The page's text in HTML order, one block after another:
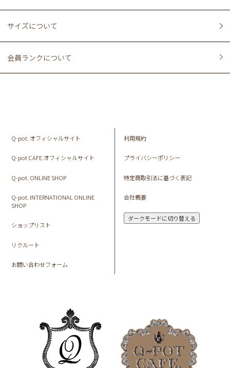
サイズについて
会員ランクについて
Q-pot. オフィシャルサイト
Q-pot CAFE.オフィシャルサイト
Q-pot. ONLINE SHOP
Q-pot. INTERNATIONAL ONLINE
SHOP
ショップリスト
リクルート
お問い合わせフォーム
利用規約
プライバシーポリシー
特定商取引法に基づく表記
会社概要
ダークモードに切り替える